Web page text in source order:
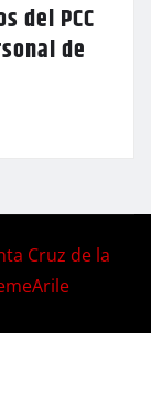
del PCC
de
Cruz de la